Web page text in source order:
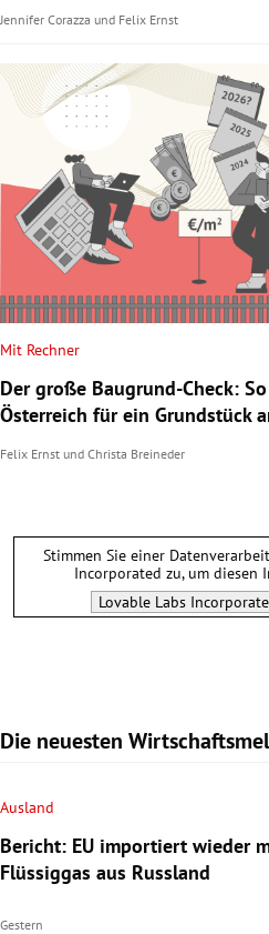
Jennifer Corazza und Felix Ernst
Mit Rechner
Der große Baugrund-Check:
Österreich für ein Grundstück
Felix Ernst und Christa Breineder
Stimmen Sie einer
Incorporated zu, um diesen
Lovable Labs
Die neuesten
Ausland
Bericht: EU importiert wieder
Flüssiggas aus Russland
Gestern